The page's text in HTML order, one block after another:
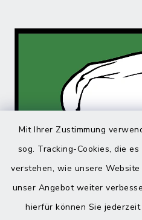
Mit Ihrer Zustimmung
sog. Tracking-Cookies, die
verstehen, wie unsere
unser Angebot weiter
hierfür können Sie